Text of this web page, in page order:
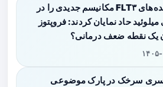
مهارکننده‌های FLT۳ مکانیسم جدیدی را در
حاد نمایان کردند: فروپتوز
یک نقطه ضعف درمانی؟
۱۶
سرخک در پارک موضوعی